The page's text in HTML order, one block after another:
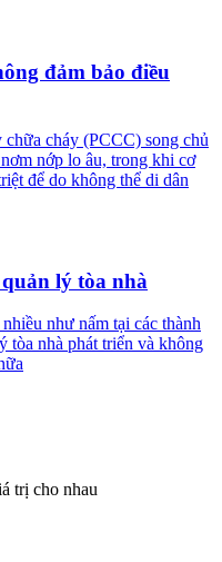
đảm bảo điều
cháy (PCCC) song chủ
nớp lo âu, trong khi cơ
để do không thể di dân
lý tòa nhà
như nấm tại các thành
tòa nhà phát triển và không
trị cho nhau